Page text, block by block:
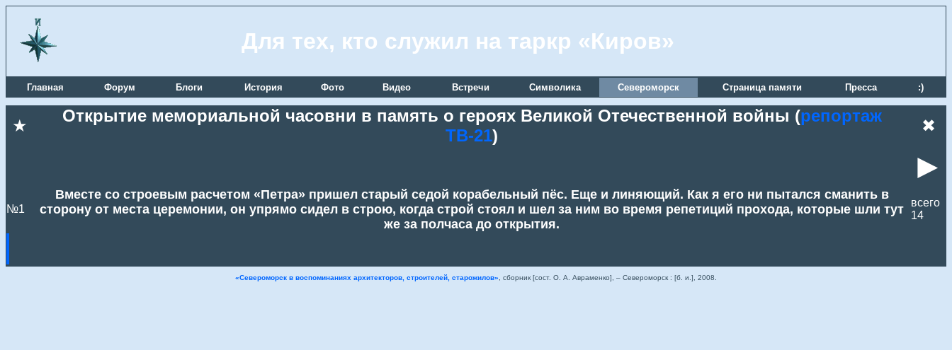
Для тех, кто служил на таркр «Киров»
Главная Форум Блоги История Фото Видео Встречи Символика Североморск Страница памяти Пресса :)
★
Открытие мемориальной часовни в память о героях Великой Отечественной войны (репортаж
ТВ-21)
✖
►
№1
Вместе со строевым расчетом «Петра» пришел старый седой корабельный пёс. Еще и линяющий. Как я его ни пытался сманить в
сторону от места церемонии, он упрямо сидел в строю, когда строй стоял и шел за ним во время репетиций прохода, которые шли тут
же за полчаса до открытия.
всего
14
«Североморск в воспоминаниях архитекторов, строителей, старожилов» , сборник [сост. О. А. Авраменко], – Североморск : [б. и.], 2008.